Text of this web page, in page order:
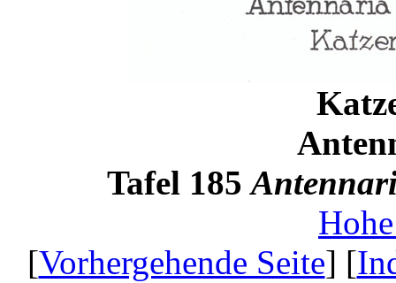
Tafel 185
[Vorhergehende Seite] [